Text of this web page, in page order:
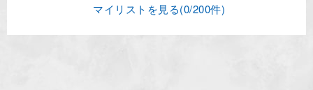
マイリストを見る(0/200件)